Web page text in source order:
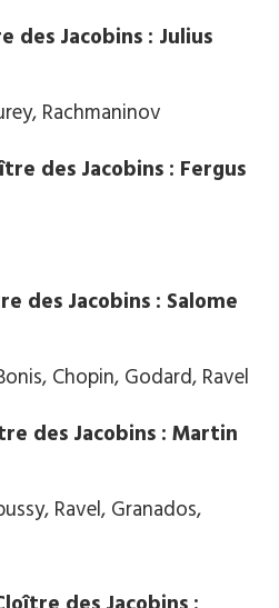
des Jacobins : Julius
Rachmaninov
des Jacobins : Fergus
des Jacobins : Salome
Chopin, Godard, Ravel
des Jacobins : Martin
Ravel, Granados,